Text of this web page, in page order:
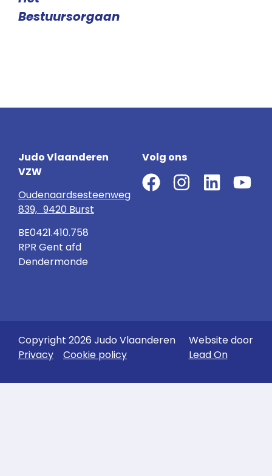
Bestuursorgaan
Judo Vlaanderen
VZW
Oudenaardsesteenweg
839, 9420 Burst
BE0421.410.758
RPR Gent afd
Dendermonde
Volg ons
Copyright 2026 Judo Vlaanderen
Privacy
Cookie policy
Website door
Lead On